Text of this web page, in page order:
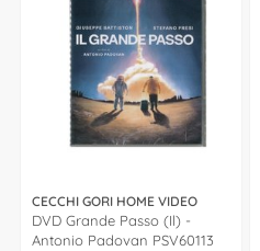
CECCHI GORI HOME VIDEO
DVD Grande Passo (Il) -
Antonio Padovan PSV60113